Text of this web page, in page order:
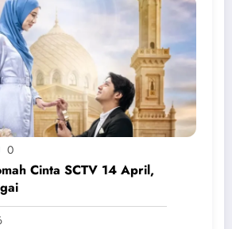
0
Cinta SCTV 14 April,